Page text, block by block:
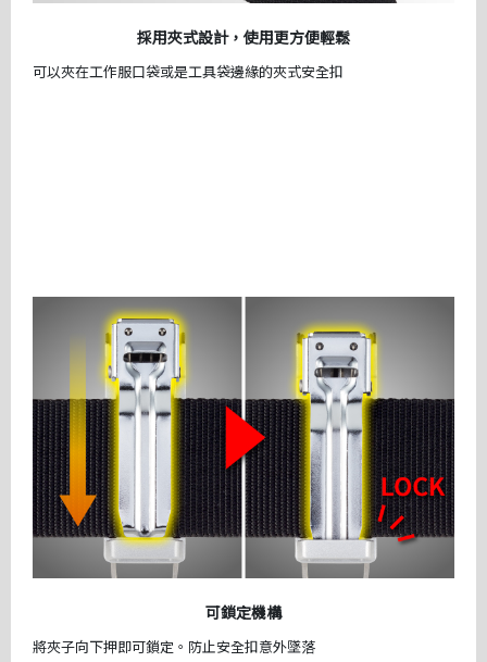
採用夾式設計，使用更方便輕鬆
可以夾在工作服口袋或是工具袋邊緣的夾式安全扣
可鎖定機構
將夾子向下押即可鎖定。防止安全扣意外墜落